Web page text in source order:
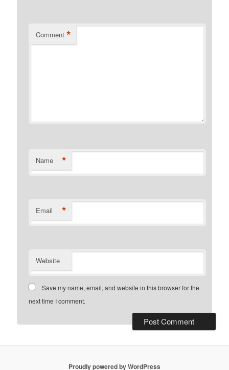
Comment *
Name *
Email *
Website
Save my name, email, and website in this browser for the
next time I comment.
Proudly powered by WordPress